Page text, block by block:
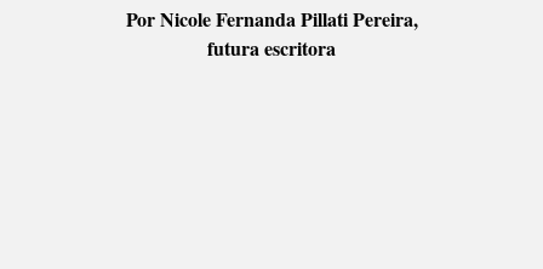
Por Nicole Fernanda Pillati Pereira,
futura escritora